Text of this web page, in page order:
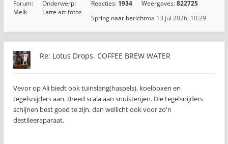
Forum:
Melk
Onderwerp:
Latte art fotos
Reacties: 1934 Weergaves:822725
ma 13 jul 2026, 10:29
Spring naar bericht
Re: Lotus Drops. COFFEE BREW WATER
Vevor op Ali biedt ook tuinslang(haspels), koelboxen en
tegelsnijders aan. Breed scala aan snuisterijen. Die tegelsnijders
schijnen best goed te zijn, dan wellicht ook voor zo'n
destileeraparaat.